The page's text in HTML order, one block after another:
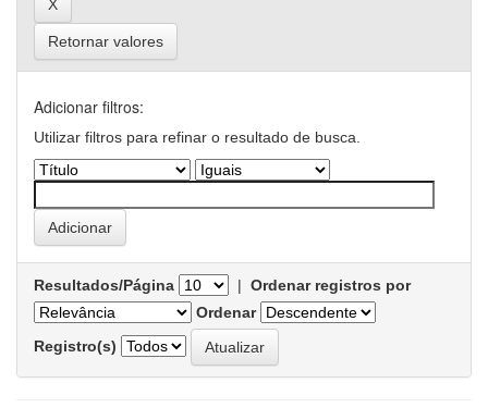
Retornar valores
Adicionar filtros:
Utilizar filtros para refinar o resultado de busca.
Resultados/Página | Ordenar registros por
Ordenar
Registro(s)